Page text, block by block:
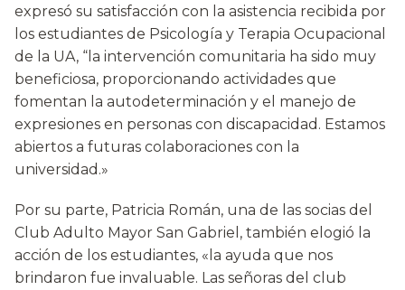
expresó su satisfacción con la asistencia recibida por
los estudiantes de Psicología y Terapia Ocupacional
de la UA, “la intervención comunitaria ha sido muy
beneficiosa, proporcionando actividades que
fomentan la autodeterminación y el manejo de
expresiones en personas con discapacidad. Estamos
abiertos a futuras colaboraciones con la
universidad.»
Por su parte, Patricia Román, una de las socias del
Club Adulto Mayor San Gabriel, también elogió la
acción de los estudiantes, «la ayuda que nos
brindaron fue invaluable. Las señoras del club